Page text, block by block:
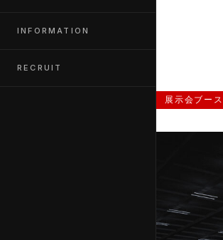
INFORMATION
RECRUIT
展示会ブース